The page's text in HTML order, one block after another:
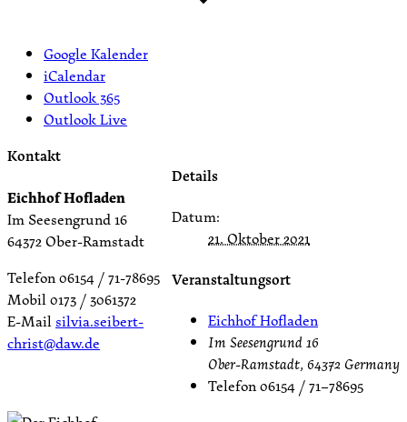
Google Kalender
iCalendar
Outlook 365
Outlook Live
Details
Datum:
21. Oktober 2021
Veranstaltungsort
Eichhof Hofladen
Im Seesengrund 16
Ober-Ramstadt, 64372 Germany
Telefon06154 / 71–78695
Kontakt
Eichhof Hofladen
Im Seesengrund 16
64372 Ober-Ramstadt
Telefon 06154 / 71-78695
Mobil 0173 / 3061372
E-Mailsilvia.seibert-
christ@daw.de